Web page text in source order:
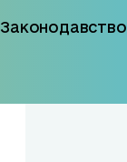
Законодавство